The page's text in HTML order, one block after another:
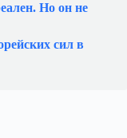
Но он не
сил в